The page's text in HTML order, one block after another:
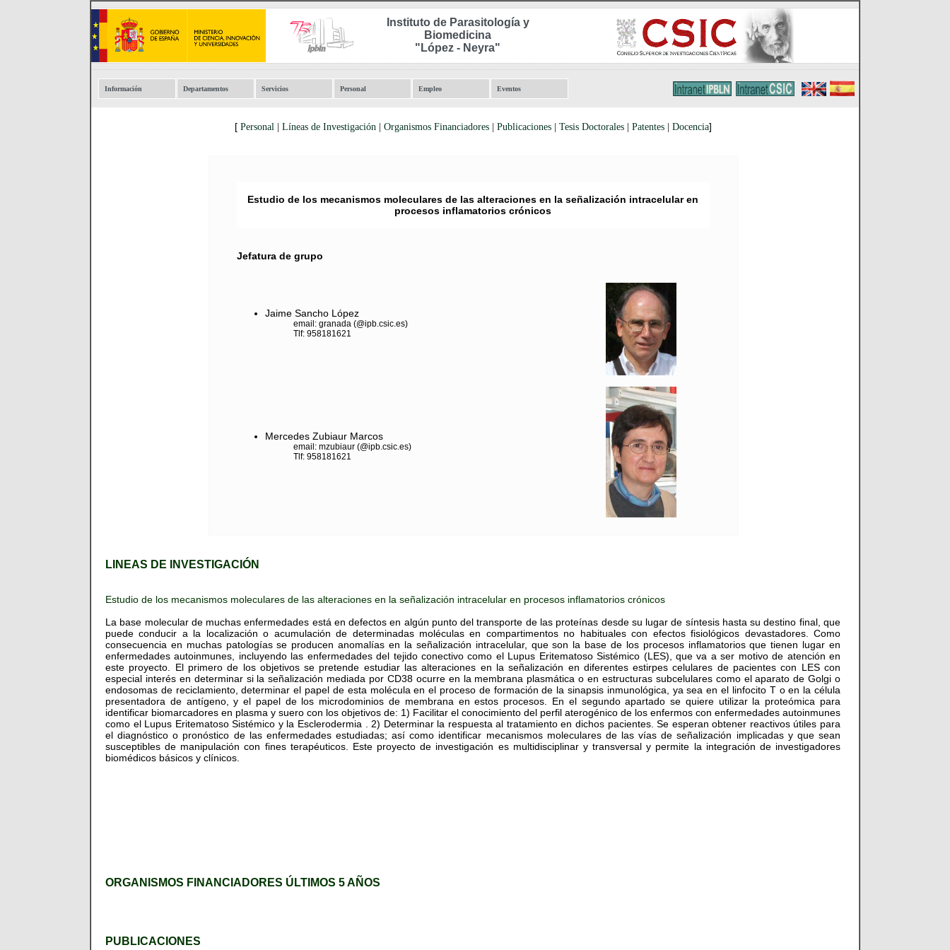
Instituto de Parasitología y
Biomedicina
"López - Neyra"
Información Departamentos Servicios Personal Empleo Eventos
[ Personal| Líneas de Investigación| Organismos Financiadores| Publicaciones| Tesis Doctorales| Patentes| Docencia]
Estudio de los mecanismos moleculares de las alteraciones en la señalización intracelular en
procesos inflamatorios crónicos
Jefatura de grupo
Jaime Sancho López
email: granada (@ipb.csic.es)
Tlf: 958181621
Mercedes Zubiaur Marcos
email: mzubiaur (@ipb.csic.es)
Tlf: 958181621
LINEAS DE INVESTIGACIÓN
Estudio de los mecanismos moleculares de las alteraciones en la señalización intracelular en procesos inflamatorios crónicos
La base molecular de muchas enfermedades está en defectos en algún punto del transporte de las proteínas desde su lugar de síntesis hasta su destino final, que
puede conducir a la localización o acumulación de determinadas moléculas en compartimentos no habituales con efectos fisiológicos devastadores. Como
consecuencia en muchas patologías se producen anomalías en la señalización intracelular, que son la base de los procesos inflamatorios que tienen lugar en
enfermedades autoinmunes, incluyendo las enfermedades del tejido conectivo como el Lupus Eritematoso Sistémico (LES), que va a ser motivo de atención en
este proyecto. El primero de los objetivos se pretende estudiar las alteraciones en la señalización en diferentes estirpes celulares de pacientes con LES con
especial interés en determinar si la señalización mediada por CD38 ocurre en la membrana plasmática o en estructuras subcelulares como el aparato de Golgi o
endosomas de reciclamiento, determinar el papel de esta molécula en el proceso de formación de la sinapsis inmunológica, ya sea en el linfocito T o en la célula
presentadora de antígeno, y el papel de los microdominios de membrana en estos procesos. En el segundo apartado se quiere utilizar la proteómica para
identificar biomarcadores en plasma y suero con los objetivos de: 1) Facilitar el conocimiento del perfil aterogénico de los enfermos con enfermedades autoinmunes
como el Lupus Eritematoso Sistémico y la Esclerodermia . 2) Determinar la respuesta al tratamiento en dichos pacientes. Se esperan obtener reactivos útiles para
el diagnóstico o pronóstico de las enfermedades estudiadas; así como identificar mecanismos moleculares de las vías de señalización implicadas y que sean
susceptibles de manipulación con fines terapéuticos. Este proyecto de investigación es multidisciplinar y transversal y permite la integración de investigadores
biomédicos básicos y clínicos.
ORGANISMOS FINANCIADORES ÚLTIMOS 5 AÑOS
PUBLICACIONES